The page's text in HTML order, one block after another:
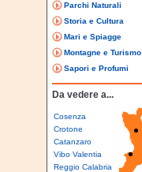
Parchi Naturali
Storia e Cultura
Mari e Spiagge
Montagne e Turismo
Sapori e Profumi
Da vedere a...
Cosenza
Crotone
Catanzaro
Vibo Valentia
Reggio Calabria